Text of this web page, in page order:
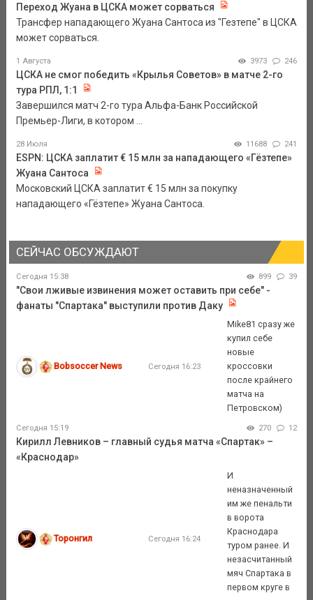
Переход Жуана в ЦСКА может сорваться
Трансфер нападающего Жуана Сантоса из "Гезтепе" в ЦСКА
может сорваться.
1 Августа 3973 246
ЦСКА не смог победить «Крылья Советов» в матче 2-го
тура РПЛ, 1:1
Завершился матч 2-го тура Альфа-Банк Российской
Премьер-Лиги, в котором ...
28 Июля 11688 241
ESPN: ЦСКА заплатит € 15 млн за нападающего «Гёзтепе»
Жуана Сантоса
Московский ЦСКА заплатит € 15 млн за покупку
нападающего «Гёзтепе» Жуана Сантоса.
СЕЙЧАС ОБСУЖДАЮТ
Сегодня 15:38 899 39
"Свои лживые извинения может оставить при себе" -
фанаты "Спартака" выступили против Даку
Bobsoccer News Сегодня 16:23
Mike81 сразу же
купил себе
новые
кроссовки
после крайнего
матча на
Петровском)
Сегодня 15:19 270 12
Кирилл Левников – главный судья матча «Спартак» –
«Краснодар»
Торонгил Сегодня 16:24
И
неназначенный
им же пенальти
в ворота
Краснодара
туром ранее. И
незасчитанный
мяч Спартака в
первом круге в